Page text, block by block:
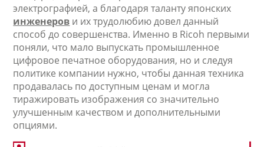
электрографией, а благодаря таланту японских
инженеров и их трудолюбию довел данный
способ до совершенства. Именно в Ricoh первыми
поняли, что мало выпускать промышленное
цифровое печатное оборудования, но и следуя
политике компании нужно, чтобы данная техника
продавалась по доступным ценам и могла
тиражировать изображения со значительно
улучшенным качеством и дополнительными
опциями.